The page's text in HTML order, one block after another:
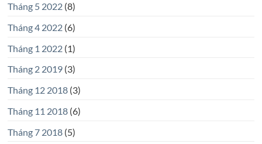
Tháng 5 2022(8)
Tháng 4 2022(6)
Tháng 1 2022(1)
Tháng 2 2019(3)
Tháng 12 2018(3)
Tháng 11 2018(6)
Tháng 7 2018(5)